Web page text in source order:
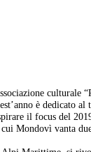
culturale
è dedicato al
il focus del
Mondovì vanta